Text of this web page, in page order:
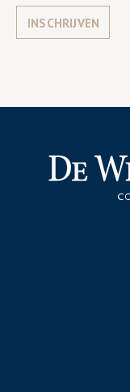
INSCHRIJVEN